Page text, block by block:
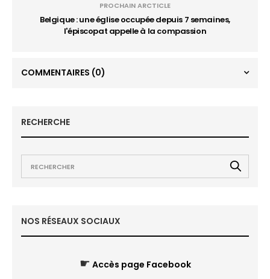
PROCHAIN ARCTICLE
Belgique : une église occupée depuis 7 semaines,
l'épiscopat appelle à la compassion
COMMENTAIRES (0)
RECHERCHE
NOS RÉSEAUX SOCIAUX
☛ Accès page Facebook